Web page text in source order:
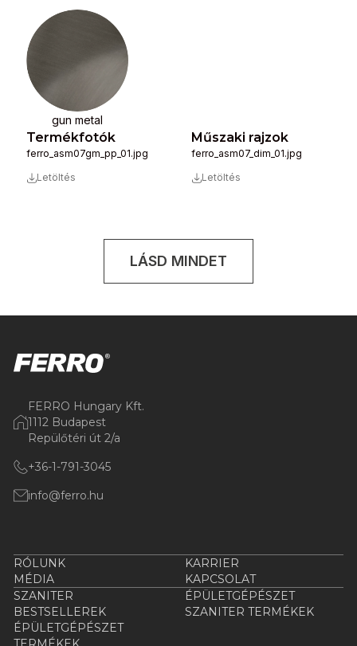
gun metal
Termékfotók
ferro_asm07gm_pp_01.jpg
Letöltés
Műszaki rajzok
ferro_asm07_dim_01.jpg
Letöltés
LÁSD MINDET
FERRO Hungary Kft.
1112 Budapest
Repülőtéri út 2/a
+36-1-791-3045
info@ferro.hu
RÓLUNK
KARRIER
MÉDIA
KAPCSOLAT
SZANITER
ÉPÜLETGÉPÉSZET
BESTSELLEREK
SZANITER TERMÉKEK
ÉPÜLETGÉPÉSZET